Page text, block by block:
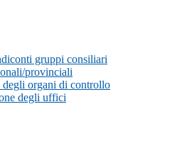
gruppi consiliari
provinciali
organi di controllo
degli uffici